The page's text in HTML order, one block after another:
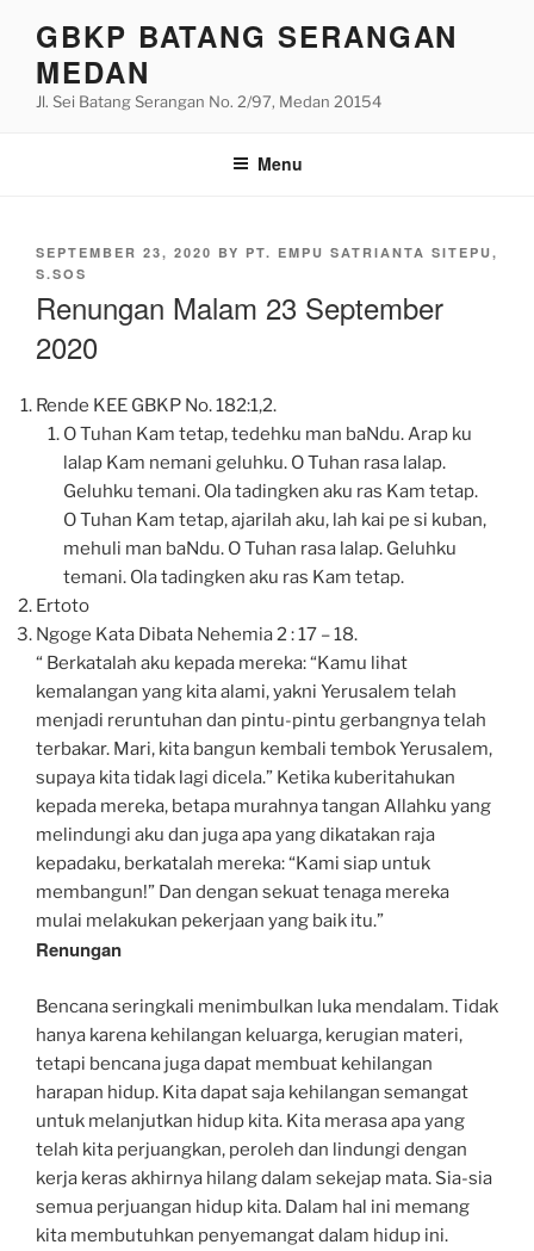
content
GBKP BATANG SERANGAN
MEDAN
Jl. Sei Batang Serangan No. 2/97, Medan 20154
Menu
POSTED
ON
SEPTEMBER 23, 2020 BY PT. EMPU SATRIANTA SITEPU,
S.SOS
Renungan Malam 23 September
2020
Rende KEE GBKP No. 182:1,2.
O Tuhan Kam tetap, tedehku man baNdu. Arap ku
lalap Kam nemani geluhku. O Tuhan rasa lalap.
Geluhku temani. Ola tadingken aku ras Kam tetap.
O Tuhan Kam tetap, ajarilah aku, lah kai pe si kuban,
mehuli man baNdu. O Tuhan rasa lalap. Geluhku
temani. Ola tadingken aku ras Kam tetap.
Ertoto
Ngoge Kata Dibata Nehemia 2 : 17 – 18.
“ Berkatalah aku kepada mereka: “Kamu lihat
kemalangan yang kita alami, yakni Yerusalem telah
menjadi reruntuhan dan pintu-pintu gerbangnya telah
terbakar. Mari, kita bangun kembali tembok Yerusalem,
supaya kita tidak lagi dicela.” Ketika kuberitahukan
kepada mereka, betapa murahnya tangan Allahku yang
melindungi aku dan juga apa yang dikatakan raja
kepadaku, berkatalah mereka: “Kami siap untuk
membangun!” Dan dengan sekuat tenaga mereka
mulai melakukan pekerjaan yang baik itu.”
Renungan
Bencana seringkali menimbulkan luka mendalam. Tidak
hanya karena kehilangan keluarga, kerugian materi,
tetapi bencana juga dapat membuat kehilangan
harapan hidup. Kita dapat saja kehilangan semangat
untuk melanjutkan hidup kita. Kita merasa apa yang
telah kita perjuangkan, peroleh dan lindungi dengan
kerja keras akhirnya hilang dalam sekejap mata. Sia-sia
semua perjuangan hidup kita. Dalam hal ini memang
kita membutuhkan penyemangat dalam hidup ini.